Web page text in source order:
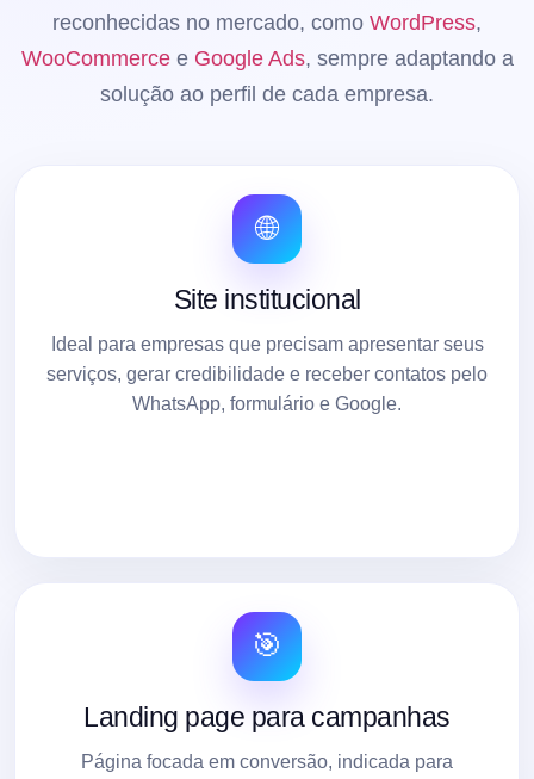
reconhecidas no mercado, como WordPress,
WooCommercee Google Ads, sempre adaptando a
solução ao perfil de cada empresa.
🌐
Site institucional
Ideal para empresas que precisam apresentar seus
serviços, gerar credibilidade e receber contatos pelo
WhatsApp, formulário e Google.
🎯
Landing page para campanhas
Página focada em conversão, indicada para